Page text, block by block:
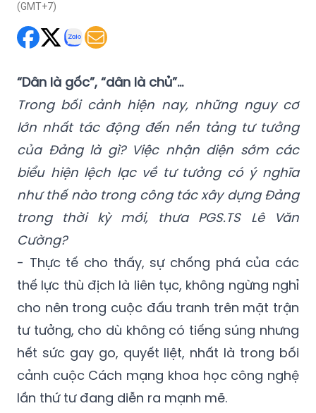
(GMT+7)
“Dân là gốc”, “dân là chủ”…
Trong bối cảnh hiện nay, những nguy cơ
lớn nhất tác động đến nền tảng tư tưởng
của Đảng là gì? Việc nhận diện sớm các
biểu hiện lệch lạc về tư tưởng có ý nghĩa
như thế nào trong công tác xây dựng Đảng
trong thời kỳ mới, thưa PGS.TS Lê Văn
Cường?
- Thực tế cho thấy, sự chống phá của các
thế lực thù địch là liên tục, không ngừng nghỉ
cho nên trong cuộc đấu tranh trên mặt trận
tư tưởng, cho dù không có tiếng súng nhưng
hết sức gay go, quyết liệt, nhất là trong bối
cảnh cuộc Cách mạng khoa học công nghệ
lần thứ tư đang diễn ra mạnh mẽ.